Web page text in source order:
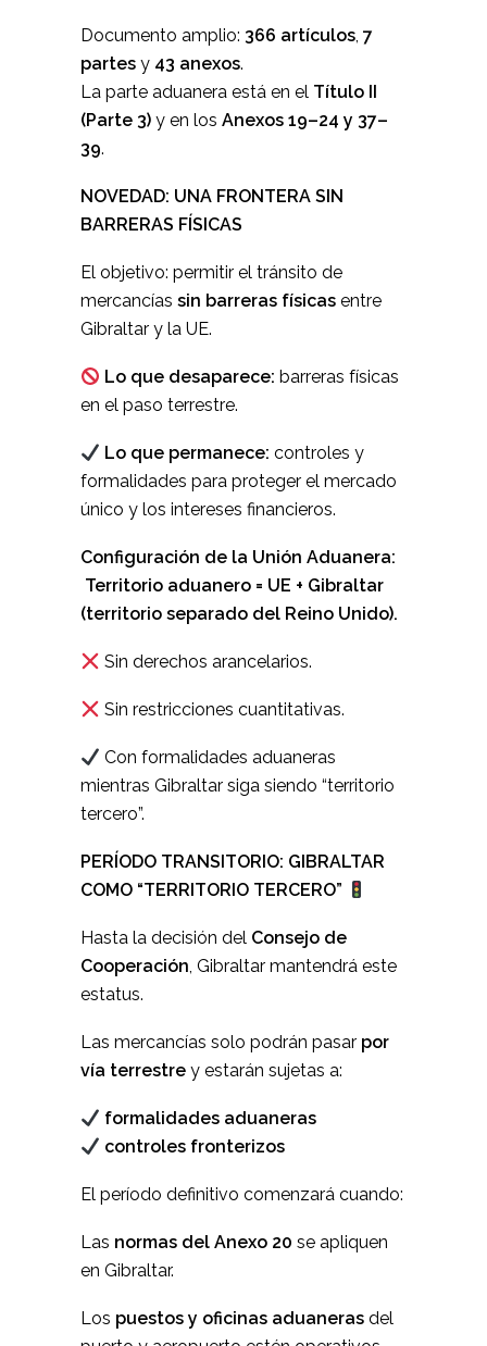
Documento amplio: 366 artículos, 7
partes y 43 anexos.
La parte aduanera está en el Título II
(Parte 3) y en los Anexos 19–24 y 37–
39.
NOVEDAD: UNA FRONTERA SIN
BARRERAS FÍSICAS
El objetivo: permitir el tránsito de
mercancías sin barreras físicas entre
Gibraltar y la UE.
Lo que desaparece: barreras físicas
en el paso terrestre.
Lo que permanece: controles y
formalidades para proteger el mercado
único y los intereses financieros.
Configuración de la Unión Aduanera:
Territorio aduanero = UE + Gibraltar
(territorio separado del Reino Unido).
Sin derechos arancelarios.
Sin restricciones cuantitativas.
Con formalidades aduaneras
mientras Gibraltar siga siendo “territorio
tercero”.
PERÍODO TRANSITORIO: GIBRALTAR
COMO “TERRITORIO TERCERO”
Hasta la decisión del Consejo de
Cooperación, Gibraltar mantendrá este
estatus.
Las mercancías solo podrán pasar por
vía terrestre y estarán sujetas a:
formalidades aduaneras
controles fronterizos
El período definitivo comenzará cuando:
Las normas del Anexo 20 se apliquen
en Gibraltar.
Los puestos y oficinas aduaneras del